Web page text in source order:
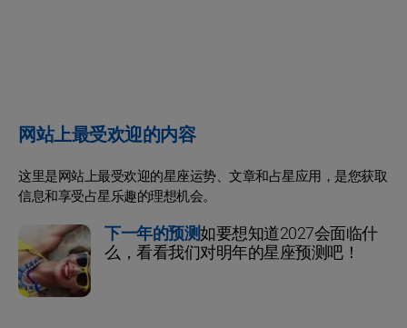
网站上最受欢迎的内容
这里是网站上最受欢迎的星座运势、文章和占星应用，是您获取
信息和享受占星乐趣的理想机会。
下一年的预测如要想知道2027会面临什
么，看看我们对明年的星座预测吧！